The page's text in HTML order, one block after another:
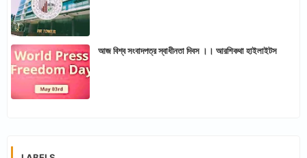
আজ বিশ্ব সংবাদপত্র স্বাধীনতা দিবস ।। আরশিকথা হাইলাইটস